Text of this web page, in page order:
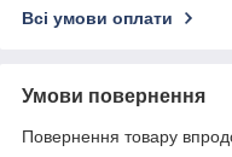
Всі умови оплати
Умови повернення
Повернення товару